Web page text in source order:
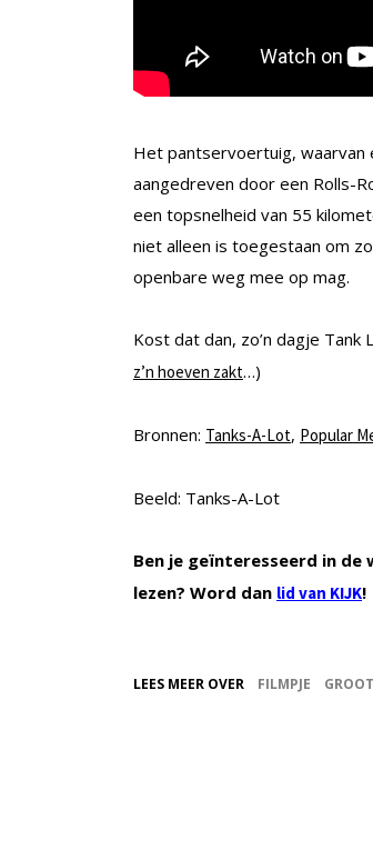
Het pantservoertuig, waarvan
aangedreven door een Rolls-
een topsnelheid van 55
niet alleen is toegestaan om
openbare weg mee op mag.
Kost dat dan, zo’n dagje
z’n hoeven zakt…)
Bronnen: Tanks-A-Lot, Popular
Beeld: Tanks-A-Lot
Ben je geïnteresseerd in
lezen? Word dan lid van KIJK!
LEES MEER OVER FILMPJE